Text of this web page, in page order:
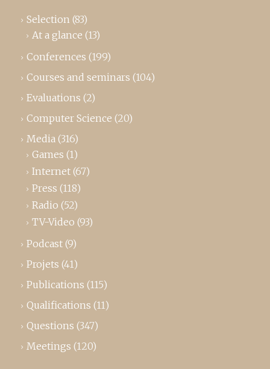
Selection (83)
At a glance (13)
Conferences (199)
Courses and seminars (104)
Evaluations (2)
Computer Science (20)
Media (316)
Games (1)
Internet (67)
Press (118)
Radio (52)
TV-Video (93)
Podcast (9)
Projets (41)
Publications (115)
Qualifications (11)
Questions (347)
Meetings (120)